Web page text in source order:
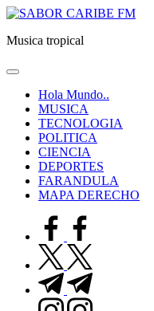
Saltar
contenido
Musica tropical
Hola Mundo..
MUSICA
TECNOLOGIA
POLITICA
CIENCIA
DEPORTES
FARANDULA
MAPA DERECHO
facebook.com
twitter.com
t.me
instagram.com